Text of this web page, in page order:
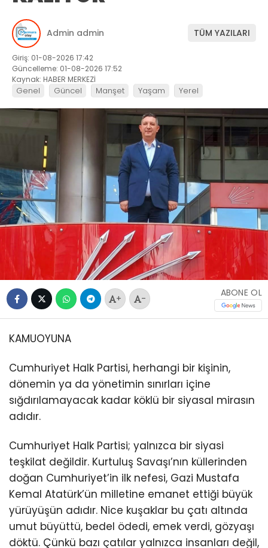
Admin admin TÜM YAZILARI
Giriş: 01-08-2026 17:42
Güncelleme: 01-08-2026 17:52
Kaynak: HABER MERKEZİ
Genel Güncel Manşet Yaşam Yerel
+ -
ABONE OL
KAMUOYUNA
Cumhuriyet Halk Partisi, herhangi bir kişinin,
dönemin ya da yönetimin sınırları içine
sığdırılamayacak kadar köklü bir siyasal mirasın
adıdır.
Cumhuriyet Halk Partisi; yalnızca bir siyasi
teşkilat değildir. Kurtuluş Savaşı’nın küllerinden
doğan Cumhuriyet’in ilk nefesi, Gazi Mustafa
Kemal Atatürk’ün milletine emanet ettiği büyük
yürüyüşün adıdır. Nice kuşaklar bu çatı altında
umut büyüttü, bedel ödedi, emek verdi, gözyaşı
döktü. Çünkü bazı çatılar yalnızca insanları değil,